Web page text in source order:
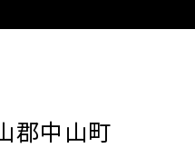
郡中山町